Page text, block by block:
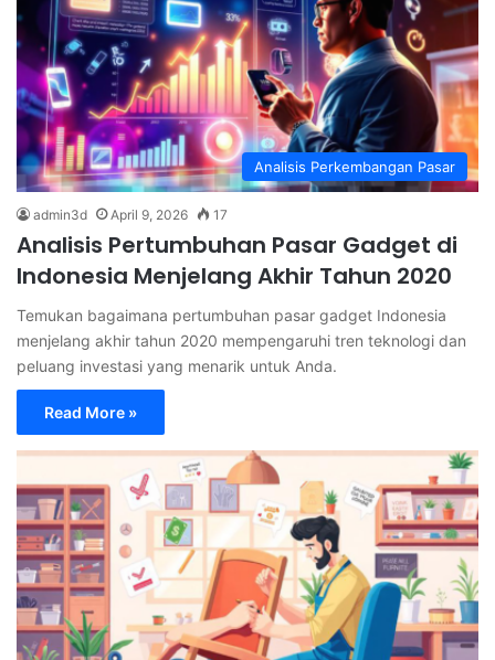
Analisis Perkembangan Pasar
admin3d April 9, 2026 17
Analisis Pertumbuhan Pasar Gadget di
Indonesia Menjelang Akhir Tahun 2020
Temukan bagaimana pertumbuhan pasar gadget Indonesia
menjelang akhir tahun 2020 mempengaruhi tren teknologi dan
peluang investasi yang menarik untuk Anda.
Read More »